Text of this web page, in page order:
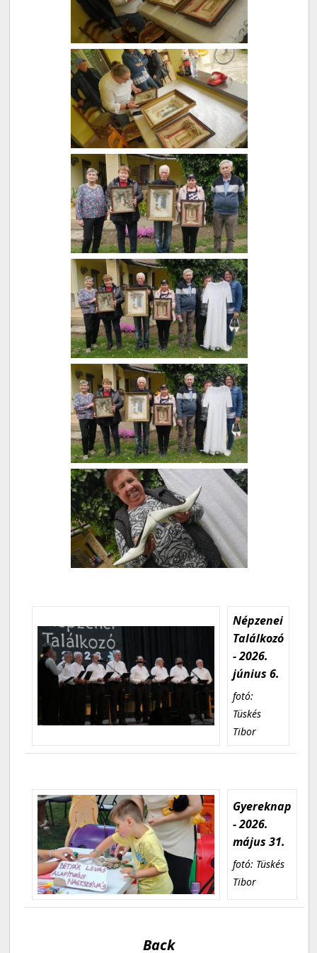
Népzenei
Találkozó
- 2026.
június 6.
fotó:
Tüskés
Tibor
Gyereknap
- 2026.
május 31.
fotó: Tüskés
Tibor
Back